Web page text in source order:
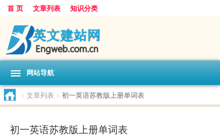
首 页 文章列表 知识分类
网站导航
> 文章列表 > 初一英语苏教版上册单词表
初一英语苏教版上册单词表